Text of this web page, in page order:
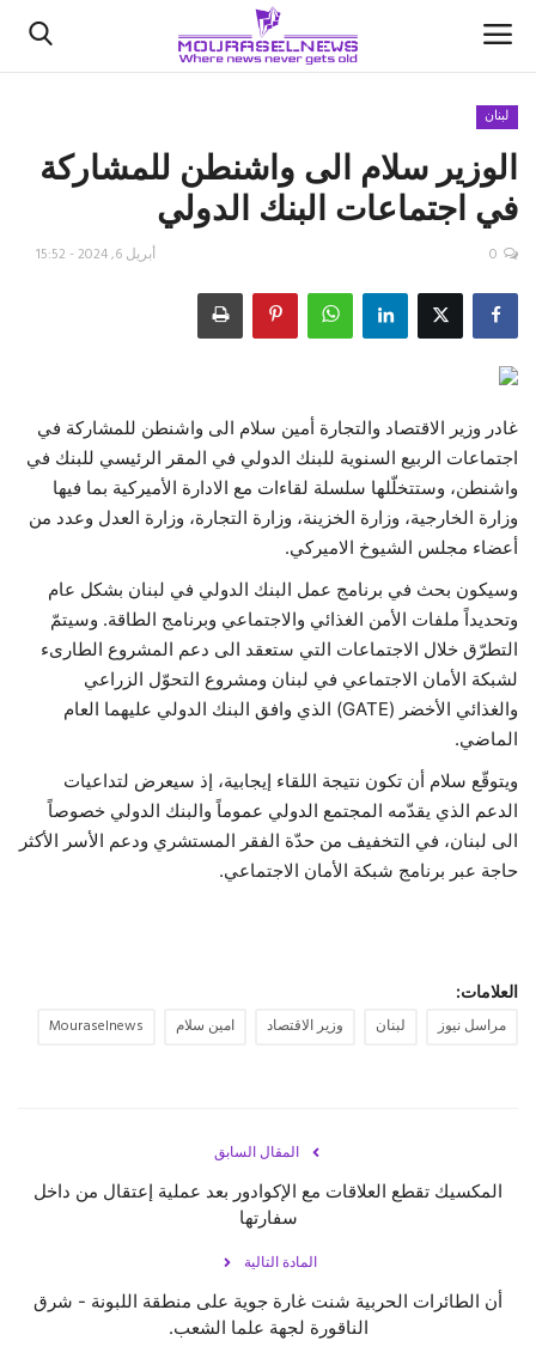
الأخبار
كتّابنا
اقتصاد
رياضة
فيديو
حياة
لبنان
الوزير سلام الى واشنطن للمشاركة
في اجتماعات البنك الدولي
أبريل 6, 2024 - 15:52 0
غادر وزير الاقتصاد والتجارة أمين سلام الى واشنطن للمشاركة في
اجتماعات الربيع السنوية للبنك الدولي في المقر الرئيسي للبنك في
واشنطن، وستتخلّلها سلسلة لقاءات مع الادارة الأميركية بما فيها
وزارة الخارجية، وزارة الخزينة، وزارة التجارة، وزارة العدل وعدد من
أعضاء مجلس الشيوخ الاميركي.
وسيكون بحث في برنامج عمل البنك الدولي في لبنان بشكل عام
وتحديداً ملفات الأمن الغذائي والاجتماعي وبرنامج الطاقة. وسيتمّ
التطرّق خلال الاجتماعات التي ستعقد الى دعم المشروع الطارىء
لشبكة الأمان الاجتماعي في لبنان ومشروع التحوّل الزراعي
والغذائي الأخضر (GATE) الذي وافق البنك الدولي عليهما العام
الماضي.
ويتوقّع سلام أن تكون نتيجة اللقاء إيجابية، إذ سيعرض لتداعيات
الدعم الذي يقدّمه المجتمع الدولي عموماً والبنك الدولي خصوصاً
الى لبنان، في التخفيف من حدّة الفقر المستشري ودعم الأسر الأكثر
حاجة عبر برنامج شبكة الأمان الاجتماعي.
العلامات:
مراسل نيوز لبنان وزير الاقتصاد امين سلام Mouraselnews
المقال السابق
المكسيك تقطع العلاقات مع الإكوادور بعد عملية إعتقال من داخل
سفارتها
المادة التالية
أن الطائرات الحربية شنت غارة جوية على منطقة اللبونة - شرق
الناقورة لجهة علما الشعب.